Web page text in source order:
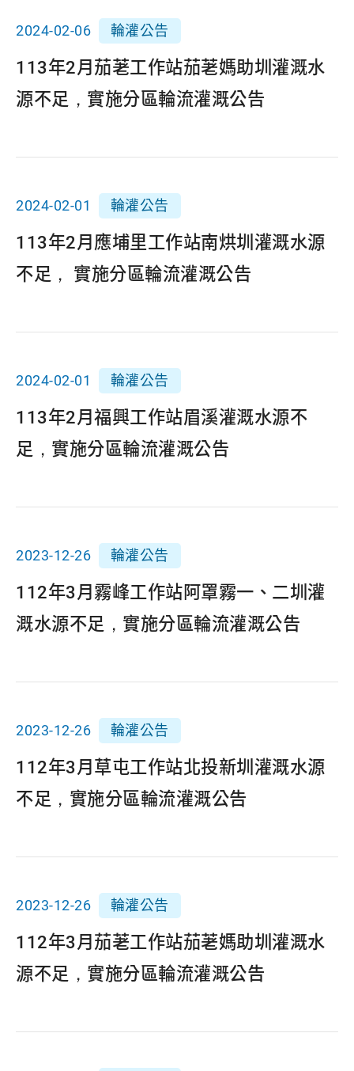
2024-02-06 輪灌公告
113年2月茄荖工作站茄荖媽助圳灌溉水
源不足，實施分區輪流灌溉公告
2024-02-01 輪灌公告
113年2月應埔里工作站南烘圳灌溉水源
不足， 實施分區輪流灌溉公告
2024-02-01 輪灌公告
113年2月福興工作站眉溪灌溉水源不
足，實施分區輪流灌溉公告
2023-12-26 輪灌公告
112年3月霧峰工作站阿罩霧一、二圳灌
溉水源不足，實施分區輪流灌溉公告
2023-12-26 輪灌公告
112年3月草屯工作站北投新圳灌溉水源
不足，實施分區輪流灌溉公告
2023-12-26 輪灌公告
112年3月茄荖工作站茄荖媽助圳灌溉水
源不足，實施分區輪流灌溉公告